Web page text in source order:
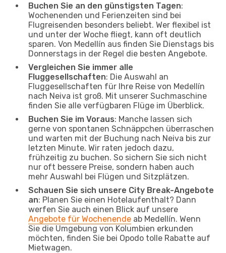
Buchen Sie an den günstigsten Tagen:
Wochenenden und Ferienzeiten sind bei
Flugreisenden besonders beliebt. Wer flexibel ist
und unter der Woche fliegt, kann oft deutlich
sparen. Von Medellín aus finden Sie Dienstags bis
Donnerstags in der Regel die besten Angebote.
Vergleichen Sie immer alle
Fluggesellschaften: Die Auswahl an
Fluggesellschaften für Ihre Reise von Medellín
nach Neiva ist groß. Mit unserer Suchmaschine
finden Sie alle verfügbaren Flüge im Überblick.
Buchen Sie im Voraus: Manche lassen sich
gerne von spontanen Schnäppchen überraschen
und warten mit der Buchung nach Neiva bis zur
letzten Minute. Wir raten jedoch dazu,
frühzeitig zu buchen. So sichern Sie sich nicht
nur oft bessere Preise, sondern haben auch
mehr Auswahl bei Flügen und Sitzplätzen.
Schauen Sie sich unsere City Break-Angebote
an: Planen Sie einen Hotelaufenthalt? Dann
werfen Sie auch einen Blick auf unsere
Angebote für Wochenende ab Medellín. Wenn
Sie die Umgebung von Kolumbien erkunden
möchten, finden Sie bei Opodo tolle Rabatte auf
Mietwagen.